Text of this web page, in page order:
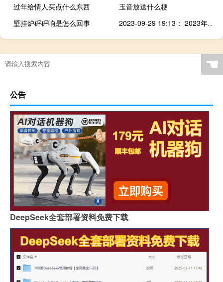
过年给情人买点什么东西
玉音放送什么梗
壁挂炉砰砰响是怎么回事
2023-09-29 19:13： 2023年9月29日19时5分，S39江宜高速五峰山段李典头桥往江都方向入口开通。2023年9月29日19时6分，G1522常台高速苏州段由杭州往常熟方向20K至24K过湘城枢纽1公里附近交通恢复通行。2023年9月29日19时6分，S39江宜高速五峰山段江都港往江都方向入口开通。2023年9月29日19时8分，G4011扬溧高速润扬大桥 ​​​
☚
公告
DeepSeek全套部署资料免费下载